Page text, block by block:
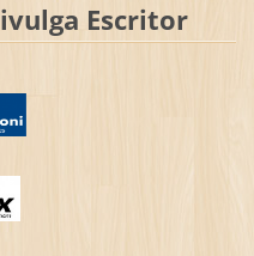
Escritor